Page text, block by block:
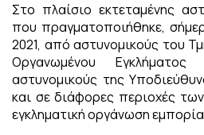
Στο πλαίσιο εκτεταμένης
που πραγματοποιήθηκε,
2021, από αστυνομικούς του
Οργανωμένου
αστυνομικούς της
και σε διάφορες περιοχές
εγκληματική οργάνωση